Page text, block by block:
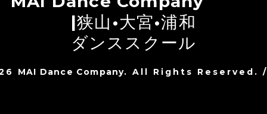
|狭山•大宮•浦和
ダンススクール
MAI Dance Company. All Rights Reserved. /